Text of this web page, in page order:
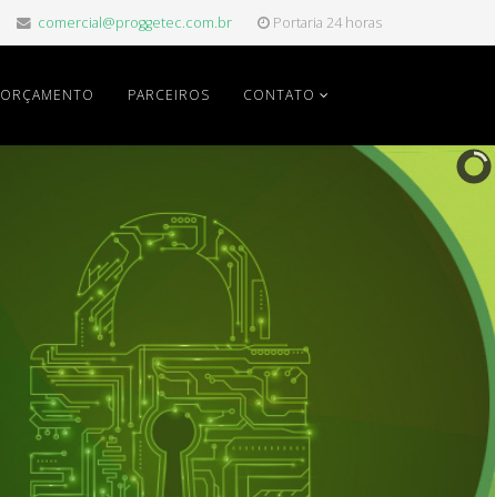
comercial@proggetec.com.br Portaria 24 horas
ORÇAMENTO PARCEIROS CONTATO